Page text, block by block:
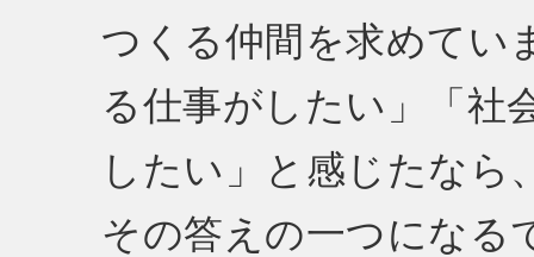
つくる仲間を求めてい
る仕事がしたい」「社
したい」と感じたなら
その答えの一つになる